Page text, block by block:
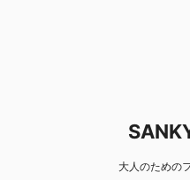
大人のための